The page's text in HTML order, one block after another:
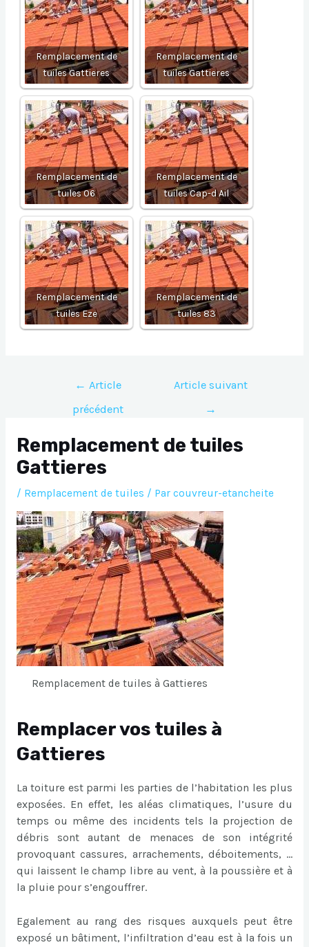
Remplacement de
tuiles Gattieres
Remplacement de
tuiles Gattieres
Remplacement de
tuiles 06
Remplacement de
tuiles Cap-d Ail
Remplacement de
tuiles Eze
Remplacement de
tuiles 83
Navigation
l’article
← Article
précédent
Article suivant
→
Remplacement de tuiles
Gattieres
/ Remplacement de tuiles / Par couvreur-etancheite
Remplacement de tuiles à Gattieres
Remplacer vos tuiles à
Gattieres
La toiture est parmi les parties de l’habitation les plus
exposées. En effet, les aléas climatiques, l’usure du
temps ou même des incidents tels la projection de
débris sont autant de menaces de son intégrité
provoquant cassures, arrachements, déboitements, …
qui laissent le champ libre au vent, à la poussière et à
la pluie pour s’engouffrer.
Egalement au rang des risques auxquels peut être
exposé un bâtiment, l’infiltration d’eau est à la fois un